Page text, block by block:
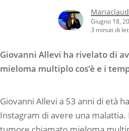
Giugno 18,
3 minuti di
Giovanni Allevi ha rivelato di
mieloma multiplo cos’è e i
Giovanni Allevi a 53 anni di età
Instagram di avere una